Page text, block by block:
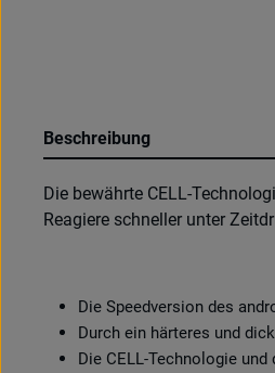
Beschreibung
Die bewährte CELL-
Reagiere schneller unter
Die Speedversion des
Durch ein härteres und
Die CELL-Technologie